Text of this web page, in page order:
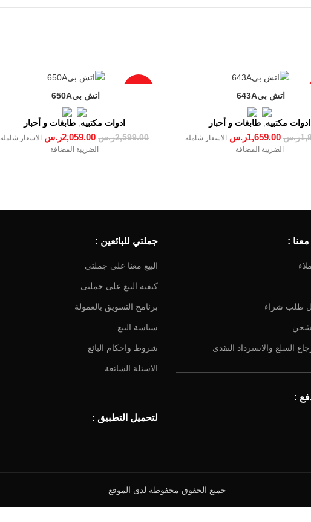
ادوات مكتبيه,طابغات و أحبار
ر.س 1,659.00ر.س
الاسعار شاملة
الضريبة المضافة
ادوات مكتبيه, طابغات و أحبار
2,599.00ر.س 2,059.00ر.س
الاسعار شاملة
الضريبة المضافة
معنا :
طلب شراء
السلع والاسترداد النقدى
:
جملتي للبائعين :
البيع معنا على جملتى
كيفية البيع على جملتى
برنامج التسويق بالعمولة
سياسة البيع
شروط واحكام البائع
الاسئلة الشائعة
لتحميل التطبيق :
جميع الحقوق محفوظة لدى الموقع